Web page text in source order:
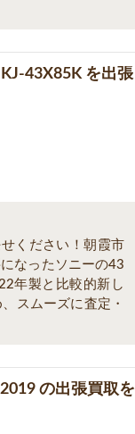
43X85K を出張
ください！朝霞市
なったソニーの43
年製と比較的新し
スムーズに査定・
の出張買取を